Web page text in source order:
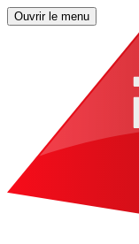
Ouvrir le menu